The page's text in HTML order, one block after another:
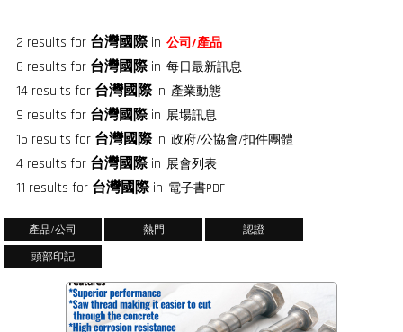
2 results for 台灣國際in 公司/產品
6 results for 台灣國際in 每日最新訊息
14 results for 台灣國際in 產業動態
9 results for 台灣國際in 展場訊息
15 results for 台灣國際in 政府/公協會/扣件團體
4 results for 台灣國際in 展會列表
11 results for 台灣國際in 電子書PDF
產品/公司 熱門 認證
頭部印記